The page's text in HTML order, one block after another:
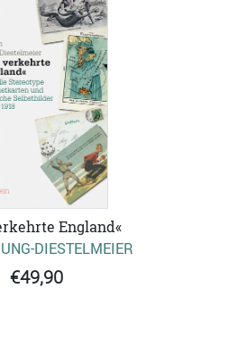
England«
DIESTELMEIER
€49,90